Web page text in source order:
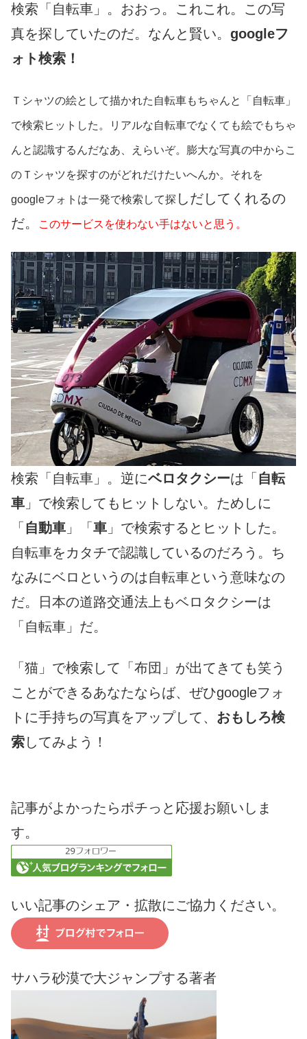
検索「自転車」。おおっ。これこれ。この写
真を探していたのだ。なんと賢い。 googleフ
ォト検索！
Ｔシャツの絵として描かれた自転車もちゃんと「自転車」
で検索ヒットした。リアルな自転車でなくても絵でもちゃ
んと認識するんだなあ、えらいぞ。膨大な写真の中からこ
のＴシャツを探すのがどれだけたいへんか。それを
googleフォトは一発で検索して探 しだしてくれるの
だ。
このサービスを使わない手はないと思う。
検索「自転車」。逆にベロタクシーは「 自転
車 」で検索してもヒットしない。ためしに
「 自動車 」「 車 」で検索するとヒットした。
自転車をカタチで認識しているのだろう。ち
なみにベロというのは自転車という意味なの
だ。日本の道路交通法上もベロタクシーは
「自転車」だ。
「猫」で検索して「布団」が出てきても笑う
ことができるあなたならば、ぜひgoogleフォ
トに手持ちの写真をアップして、 おもしろ検
索してみよう！
記事がよかったらポチっと応援お願いしま
す。
いい記事のシェア・拡散にご協力ください。
サハラ砂漠で大ジャンプする著者